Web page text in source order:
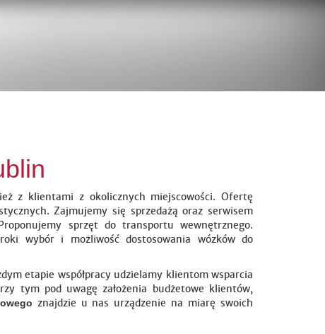
z klientami z okolicznych miejscowości. Ofertę
Zajmujemy się sprzedażą oraz serwisem
sprzęt do transportu wewnętrznego.
wybór i możliwość dostosowania wózków do
etapie współpracy udzielamy klientom wsparcia
tym pod uwagę założenia budżetowe klientów,
znajdzie u nas urządzenie na miarę swoich